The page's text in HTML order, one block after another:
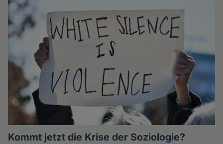
Kommt jetzt die Krise der Soziologie?